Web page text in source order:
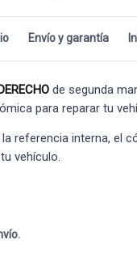
Envío y garantía
de segunda
para reparar tu
referencia interna, el
vehículo.